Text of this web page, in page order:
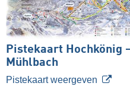
Pistekaart Hochkönig
Mühlbach
Pistekaart weergeven